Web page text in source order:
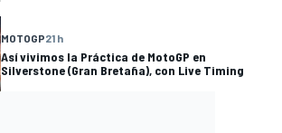
MOTOGP21 h
Así vivimos la Práctica de MotoGP en
Silverstone (Gran Bretaña), con Live Timing